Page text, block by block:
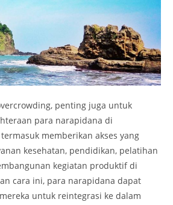
penting juga untuk
para narapidana di
memberikan akses yang
kesehatan, pendidikan, pelatihan
kegiatan produktif di
cara ini, para narapidana dapat
untuk reintegrasi ke dalam